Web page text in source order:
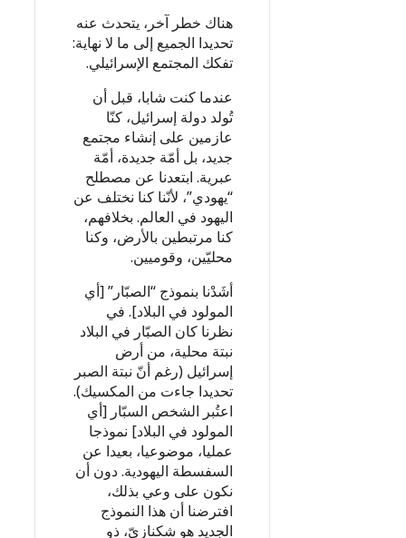
هناك خطر آخر، يتحدث عنه
تحديدا الجميع إلى ما لا نهاية:
تفكك المجتمع الإسرائيلي.
عندما كنت شابا، قبل أن
تُولد دولة إسرائيل، كنّا
عازمين على إنشاء مجتمع
جديد، بل أمّة جديدة، أمّة
عبرية. ابتعدنا عن مصطلح
“يهودي”، لأنّنا كنا نختلف عن
اليهود في العالم. بخلافهم،
كنا مرتبطين بالأرض، وكنا
محليّين، وقوميين.
أشَدْنا بنموذج “الصبّار” [أي
المولود في البلاد]. في
نظرنا كان الصبّار في البلاد
نبتة محلية، من أرض
إسرائيل (رغم أنّ نبتة الصبر
تحديدا جاءت من المكسيك).
اعتُبر الشخص السبّار [أي
المولود في البلاد] نموذجا
عمليا، موضوعيا، بعيدا عن
السفسطة اليهودية. دون أن
نكون على وعي بذلك،
افترضنا أن هذا النموذج
الجديد هو شكنازيّ، ذو